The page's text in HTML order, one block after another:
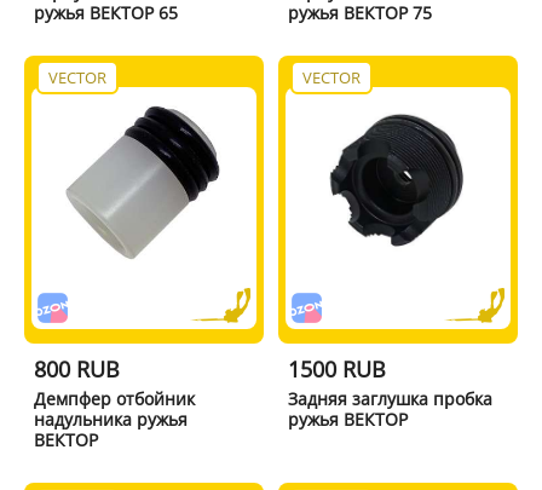
ружья ВЕКТОР 65
ружья ВЕКТОР 75
VECTOR
800 RUB
Демпфер отбойник
надульника ружья
ВЕКТОР
VECTOR
1500 RUB
Задняя заглушка пробка
ружья ВЕКТОР